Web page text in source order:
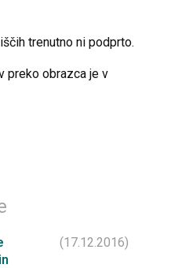
trenutno ni podprto.
preko obrazca je v
(17.12.2016)